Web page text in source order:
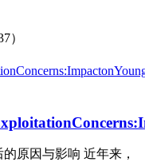
）
原因与影响 近年来，